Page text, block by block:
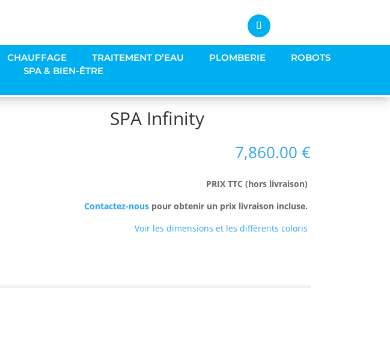
CHAUFFAGE TRAITEMENT D’EAU PLOMBERIE
ROBOTS
SPA & BIEN-ÊTRE
SPA Infinity
7,860.00 €
PRIX TTC (hors livraison)
Contactez-nouspour obtenir un prix livraison incluse.
Voir les dimensions et les différents coloris